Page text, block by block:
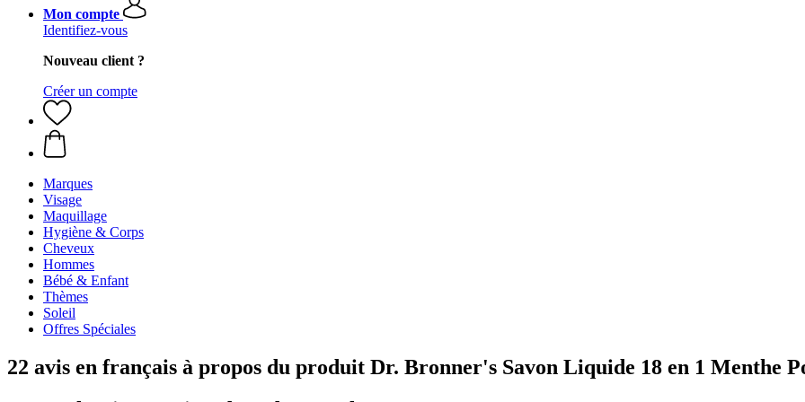
Mon compte
Identifiez-vous
Nouveau client ?
Créer un compte
Marques
Visage
Maquillage
Hygiène & Corps
Cheveux
Hommes
Bébé & Enfant
Thèmes
Soleil
Offres Spéciales
22 avis en français à propos du produit Dr. Bronner's Savon Liquide 18 en 1 Menthe